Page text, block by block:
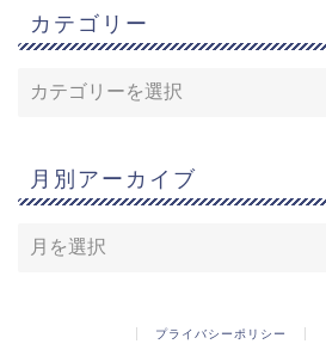
カテゴリー
月別アーカイブ
プライバシーポリシー